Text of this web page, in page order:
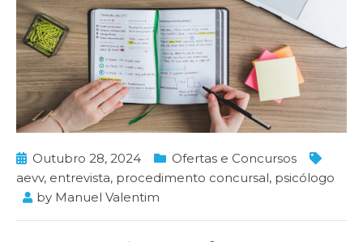
Outubro 28, 2024
Ofertas e Concursos
aevv, entrevista, procedimento concursal, psicólogo
by Manuel Valentim